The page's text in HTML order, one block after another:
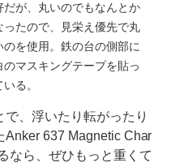
だが、丸いのでもなんとか
ったので、見栄え優先で丸
のを使用。鉄の台の側部に
のマスキングテープを貼っ
いる。
、浮いたり転がったり
637 Magnetic Char
なら、ぜひもっと重くて